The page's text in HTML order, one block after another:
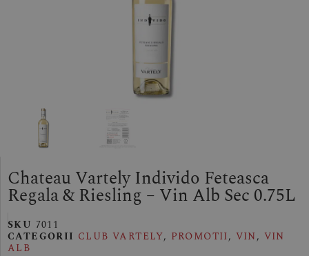
Chateau Vartely Individo Feteasca
Regala & Riesling – Vin Alb Sec 0.75L
SKU 7011
CATEGORII CLUB VARTELY, PROMOTII, VIN, VIN
ALB